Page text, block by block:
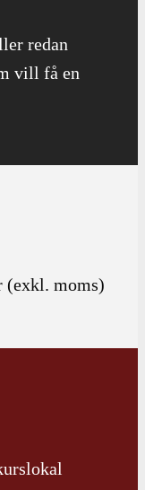
redan
vill få en
(exkl. moms)